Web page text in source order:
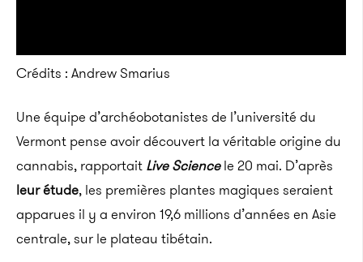
Crédits : Andrew Smarius
Une équipe d’archéobotanistes de l’université du
Vermont pense avoir découvert la véritable origine du
cannabis, rapportait Live Sciencele 20 mai. D’après
leur étude, les premières plantes magiques seraient
apparues il y a environ 19,6 millions d’années en Asie
centrale, sur le plateau tibétain.